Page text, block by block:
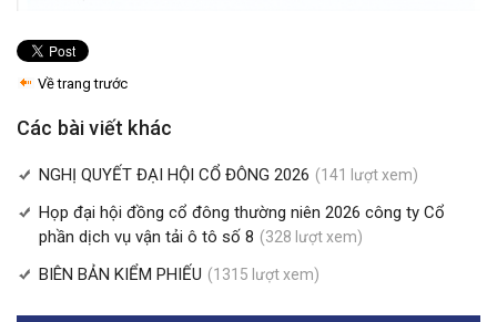
Về trang trước
Các bài viết khác
NGHỊ QUYẾT ĐẠI HỘI CỔ ĐÔNG 2026 (141 lượt xem)
Họp đại hội đồng cổ đông thường niên 2026 công ty Cổ
phần dịch vụ vận tải ô tô số 8 (328 lượt xem)
BIÊN BẢN KIỂM PHIẾU (1315 lượt xem)